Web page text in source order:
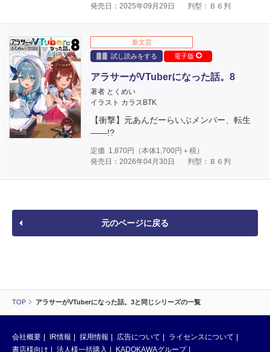
TOP アラサーがVTuberになった話。3と同じシリーズの一覧
発売日：2025年09月29日
判型：Ｂ６判
新文芸
試し読みをする
電子版
アラサーがVTuberになった話。8
著者 とくめい
イラスト カラスBTK
【衝撃】元あんだーらいぶメンバー、転生
――!?
定価 1,870円（本体1,700円＋税）
発売日：2026年04月30日
判型：Ｂ６判
元のページに戻る
会社概要 IR情報 採用情報 広告について
ライセンスについて
書店様向け
法人様一括購入 KADOKAWAグループ